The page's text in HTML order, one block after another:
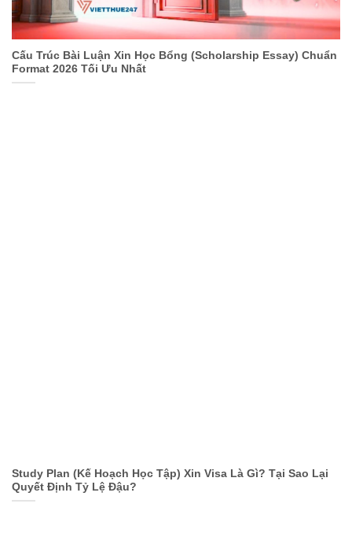
Cấu Trúc Bài Luận Xin Học Bổng (Scholarship Essay) Chuẩn
Format 2026 Tối Ưu Nhất
Study Plan (Kế Hoạch Học Tập) Xin Visa Là Gì? Tại Sao Lại
Quyết Định Tỷ Lệ Đậu?